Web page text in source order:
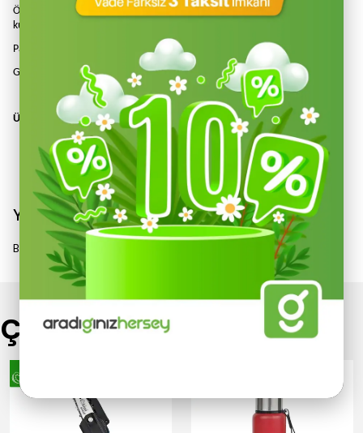
Örgü bilekliği ve özel kalıbı sayesinde eli daha iyi kavrar ve konforlu
kullanım sağlar
Pamuk astarlı dokumasıyla elinizin hava almasını sağlar
Gıda ile temasa uygundur
ÜRÜN KULLANIM ALANLARI
Devamını Göster
Yorumlar
Bu ürün için henüz yorum yapılmamış.
Çok Satanlar